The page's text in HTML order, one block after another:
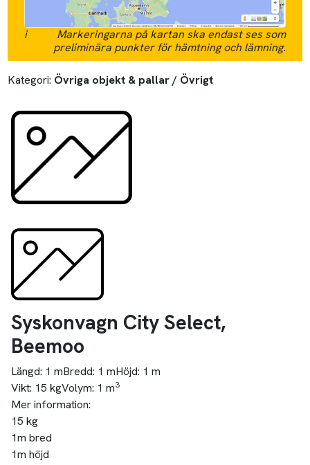
i
Markeringarna på kartan ska endast ses som
preliminära punkter för hämtning och lämning.
Kategori: Övriga objekt & pallar / Övrigt
Syskonvagn City Select,
Beemoo
Längd: 1 mBredd: 1 mHöjd: 1 m
Vikt: 15 kgVolym: 1 m3
Mer information:
15 kg
1m bred
1m höjd